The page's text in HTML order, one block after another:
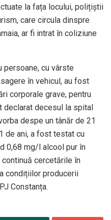
la fața locului, polițiștii
care circula dinspre
ar fi intrat în coliziune
persoane, cu vârste
în vehicul, au fost
corporale grave, pentru
declarat decesul la spital
despe un tânăr de 21
de ani, a fost testat cu
0,68 mg/l alcool pur în
cercetările în
condițiilor producerii
Constanța.